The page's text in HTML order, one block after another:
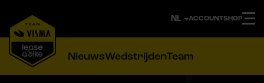
ACCOUNTSHOP
NieuwsWedstrijdenTeam